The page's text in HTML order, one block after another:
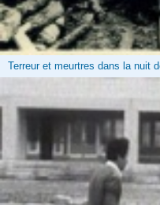
Terreur et meurtres dans la nuit